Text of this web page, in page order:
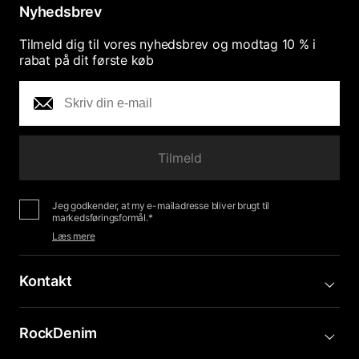
Nyhedsbrev
Tilmeld dig til vores nyhedsbrev og modtag 10 % i
rabat på dit første køb
Tilmeld
Jeg godkender, at my e-mailadresse bliver brugt til
markedsføringsformål.*
Læs mere
Kontakt
RockDenim